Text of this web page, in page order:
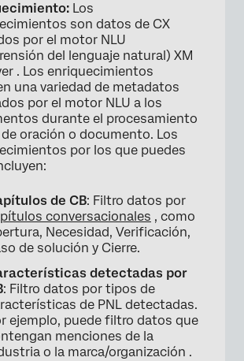
Los
son datos de CX
por el motor NLU
del lenguaje natural) XM
. Los enriquecimientos
una variedad de metadatos
por el motor NLU a los
durante el procesamiento
de oración o documento. Los
por los que puedes
de CB: Filtro datos por
conversacionales , como
Necesidad, Verificación,
de solución y Cierre.
detectadas por
: Filtro datos por tipos de
de PNL detectadas.
ejemplo, puede filtro datos que
menciones de la
o la marca/organización .